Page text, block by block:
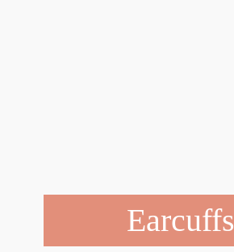
Earcuffs